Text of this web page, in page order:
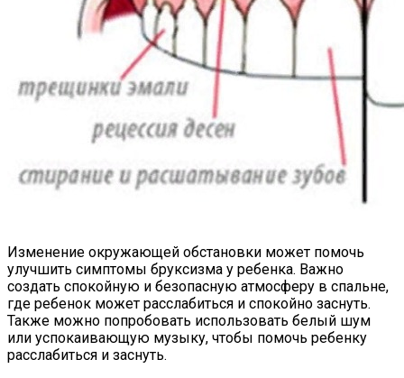
Изменение окружающей обстановки может помочь
улучшить симптомы бруксизма у ребенка. Важно
создать спокойную и безопасную атмосферу в спальне,
где ребенок может расслабиться и спокойно заснуть.
Также можно попробовать использовать белый шум
или успокаивающую музыку, чтобы помочь ребенку
расслабиться и заснуть.